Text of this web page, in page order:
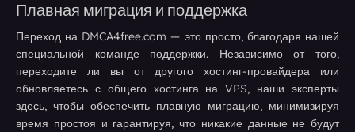
Плавная миграция и поддержка
Переход на DMCA4free.com — это просто, благодаря нашей
специальной команде поддержки. Независимо от того,
переходите ли вы от другого хостинг-провайдера или
обновляетесь с общего хостинга на VPS, наши эксперты
здесь, чтобы обеспечить плавную миграцию, минимизируя
время простоя и гарантируя, что никакие данные не будут